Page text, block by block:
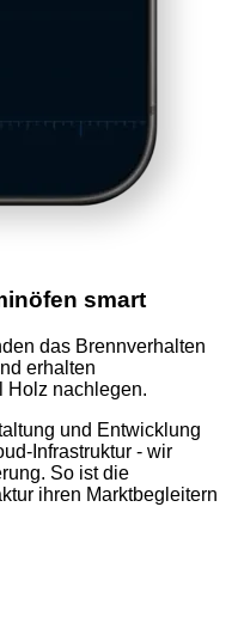
smart
das Brennverhalten
erhalten
Holz nachlegen.
und Entwicklung
Infrastruktur - wir
So ist die
ihren Marktbegleitern